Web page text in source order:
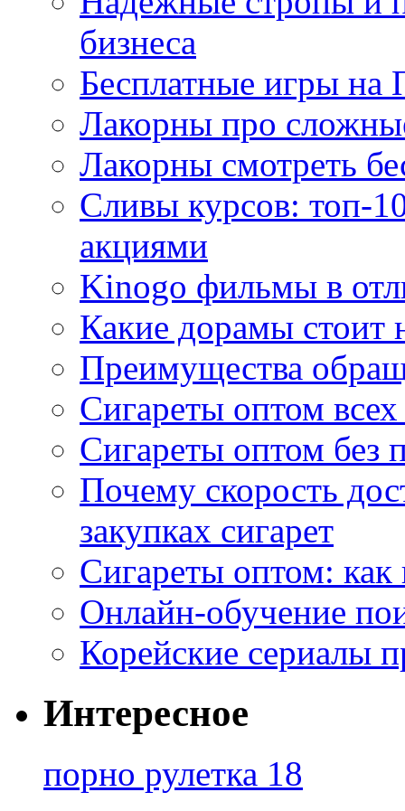
бизнеса
Бесплатные игры на
Лакорны про
Лакорны смотреть
Сливы курсов: топ-
акциями
Kinogo фильмы в
Какие дорамы стоит
Преимущества
Сигареты оптом
Сигареты оптом без
Почему скорость
закупках сигарет
Сигареты оптом:
Онлайн-обучение
Корейские сериалы
Интересное
порно рулетка 18